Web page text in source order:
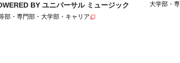
BY ユニバーサル ミュージック
部・専門部・大学部・キャリア
大学部・